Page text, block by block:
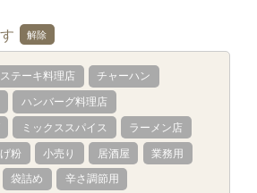
解除
ステーキ料理店 チャーハン
ハンバーグ料理店
ミックススパイス ラーメン店
粉 小売り 居酒屋 業務用
袋詰め 辛さ調節用